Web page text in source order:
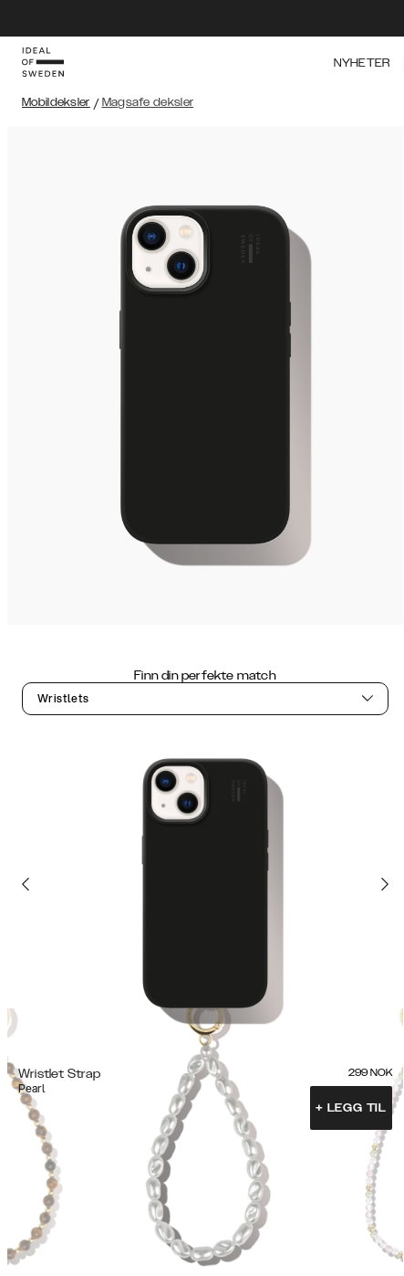
NYHETER
Mobildeksler / Magsafe deksler
Finn din perfekte match
Wristlets
Wristlet Strap
Pearl
299 NOK
+ LEGG TIL